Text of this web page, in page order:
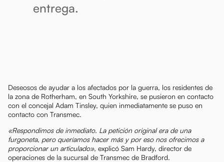
entrega.
Deseosos de ayudar a los afectados por la guerra, los residentes de
la zona de Rotherham, en South Yorkshire, se pusieron en contacto
con el concejal Adam Tinsley, quien inmediatamente se puso en
contacto con Transmec.
«Respondimos de inmediato. La petición original era de una
furgoneta, pero queríamos hacer más y por eso nos ofrecimos a
proporcionar un articulado», explicó Sam Hardy, director de
operaciones de la sucursal de Transmec de Bradford.